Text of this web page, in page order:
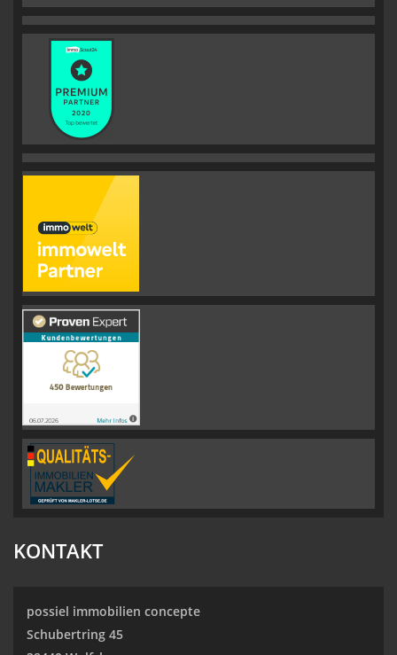
KONTAKT
possiel immobilien concepte
Schubertring 45